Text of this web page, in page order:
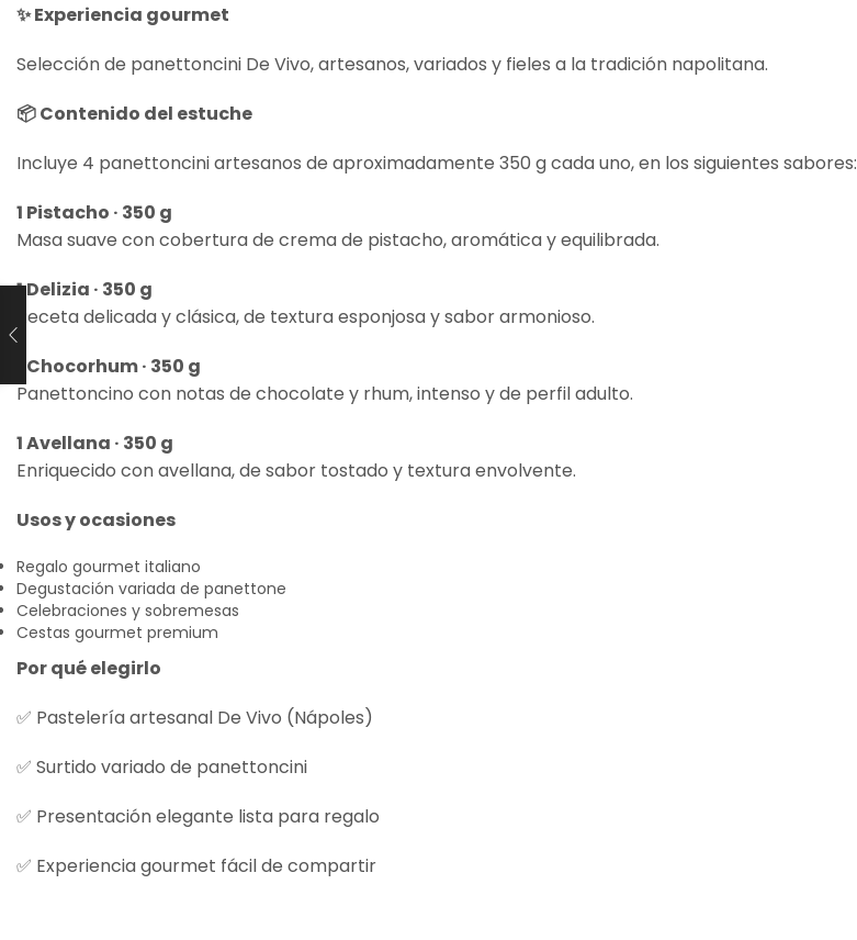
✨ Experiencia gourmet
Selección de panettoncini De Vivo, artesanos, variados y fieles a la tradición napolitana.
📦 Contenido del estuche
Incluye 4 panettoncini artesanos de aproximadamente 350 g cada uno, en los siguientes sabores:
1 Pistacho · 350 g
Masa suave con cobertura de crema de pistacho, aromática y equilibrada.
1 Delizia · 350 g
Receta delicada y clásica, de textura esponjosa y sabor armonioso.
1 Chocorhum · 350 g
Panettoncino con notas de chocolate y rhum, intenso y de perfil adulto.
1 Avellana · 350 g
Enriquecido con avellana, de sabor tostado y textura envolvente.
Usos y ocasiones
Regalo gourmet italiano
Degustación variada de panettone
Celebraciones y sobremesas
Cestas gourmet premium
Por qué elegirlo
✅ Pastelería artesanal De Vivo (Nápoles)
✅ Surtido variado de panettoncini
✅ Presentación elegante lista para regalo
✅ Experiencia gourmet fácil de compartir